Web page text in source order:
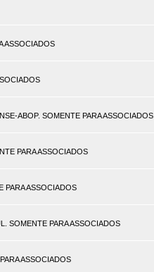
ASSOCIADOS
ABOP. SOMENTE PARA ASSOCIADOS
PARA ASSOCIADOS
PARA ASSOCIADOS
SOMENTE PARA ASSOCIADOS
ASSOCIADOS